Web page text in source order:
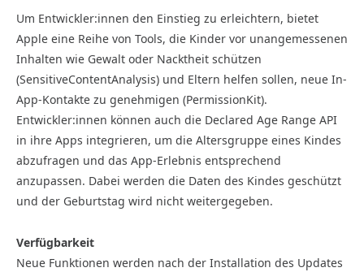
Um Entwickler:innen den Einstieg zu erleichtern, bietet
Apple eine Reihe von Tools, die Kinder vor unangemessenen
Inhalten wie Gewalt oder Nacktheit schützen
(SensitiveContentAnalysis) und Eltern helfen sollen, neue In-
App-Kontakte zu genehmigen (PermissionKit).
Entwickler:innen können auch die Declared Age Range API
in ihre Apps integrieren, um die Altersgruppe eines Kindes
abzufragen und das App-Erlebnis entsprechend
anzupassen. Dabei werden die Daten des Kindes geschützt
und der Geburtstag wird nicht weitergegeben.
Verfügbarkeit
Neue Funktionen werden nach der Installation des Updates